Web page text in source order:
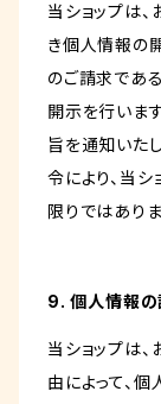
当ショップは
き個人情報の
のご請求であ
開示を行いま
旨を通知いた
令により、当
限りではありま
9. 個人情報の
当ショップは
由によって、